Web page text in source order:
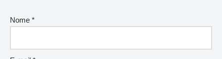
Nome *